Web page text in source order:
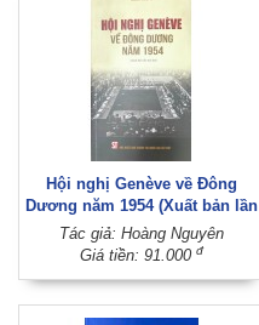
Hội nghị Genève về Đông
Dương năm 1954 (Xuất bản lần
thứ hai)
Tác giả: Hoàng Nguyên
Giá tiền: 91.000 đ